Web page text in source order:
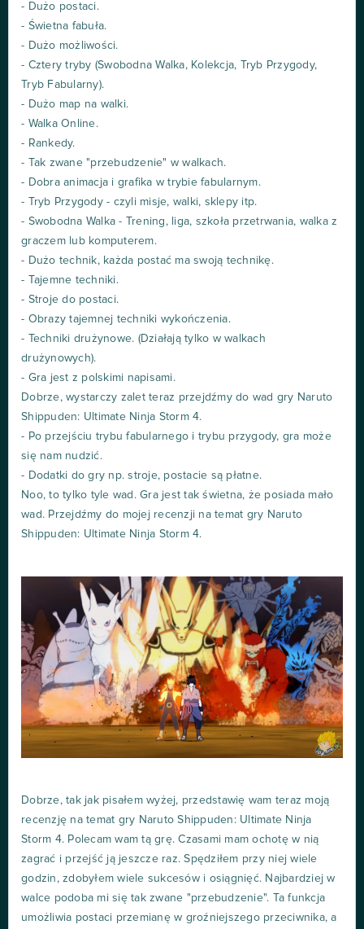
- Dużo postaci.
- Świetna fabuła.
- Dużo możliwości.
- Cztery tryby (Swobodna Walka, Kolekcja, Tryb Przygody,
Tryb Fabularny).
- Dużo map na walki.
- Walka Online.
- Rankedy.
- Tak zwane "przebudzenie" w walkach.
- Dobra animacja i grafika w trybie fabularnym.
- Tryb Przygody - czyli misje, walki, sklepy itp.
- Swobodna Walka - Trening, liga, szkoła przetrwania, walka z
graczem lub komputerem.
- Dużo technik, każda postać ma swoją technikę.
- Tajemne techniki.
- Stroje do postaci.
- Obrazy tajemnej techniki wykończenia.
- Techniki drużynowe. (Działają tylko w walkach
drużynowych).
- Gra jest z polskimi napisami.
Dobrze, wystarczy zalet teraz przejdźmy do wad gry Naruto
Shippuden: Ultimate Ninja Storm 4.
- Po przejściu trybu fabularnego i trybu przygody, gra może
się nam nudzić.
- Dodatki do gry np. stroje, postacie są płatne.
Noo, to tylko tyle wad. Gra jest tak świetna, że posiada mało
wad. Przejdźmy do mojej recenzji na temat gry Naruto
Shippuden: Ultimate Ninja Storm 4.
Dobrze, tak jak pisałem wyżej, przedstawię wam teraz moją
recenzję na temat gry Naruto Shippuden: Ultimate Ninja
Storm 4. Polecam wam tą grę. Czasami mam ochotę w nią
zagrać i przejść ją jeszcze raz. Spędziłem przy niej wiele
godzin, zdobyłem wiele sukcesów i osiągnięć. Najbardziej w
walce podoba mi się tak zwane "przebudzenie". Ta funkcja
umożliwia postaci przemianę w groźniejszego przeciwnika, a